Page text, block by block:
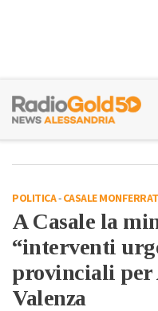
POLITICA-CASALE
A Casale la
“interventi
provinciali per
Valenza